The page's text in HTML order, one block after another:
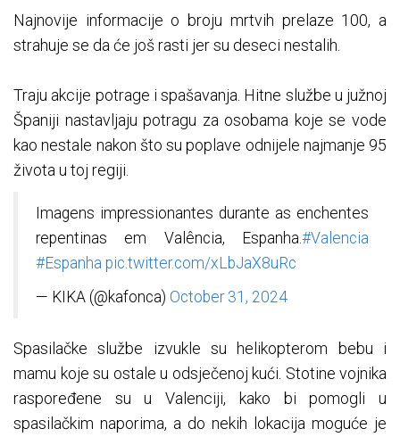
Najnovije informacije o broju mrtvih prelaze 100, a
strahuje se da će još rasti jer su deseci nestalih.
Traju akcije potrage i spašavanja. Hitne službe u južnoj
Španiji nastavljaju potragu za osobama koje se vode
kao nestale nakon što su poplave odnijele najmanje 95
života u toj regiji.
Imagens impressionantes durante as enchentes
repentinas em Valência, Espanha.#Valencia
#Espanha pic.twitter.com/xLbJaX8uRc
— KIKA (@kafonca) October 31, 2024
Spasilačke službe izvukle su helikopterom bebu i
mamu koje su ostale u odsječenoj kući. Stotine vojnika
raspoređene su u Valenciji, kako bi pomogli u
spasilačkim naporima, a do nekih lokacija moguće je